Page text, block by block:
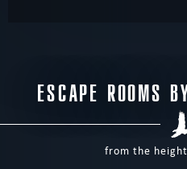
ESCAPE ROOMS
from the